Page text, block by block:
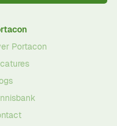
Portacon